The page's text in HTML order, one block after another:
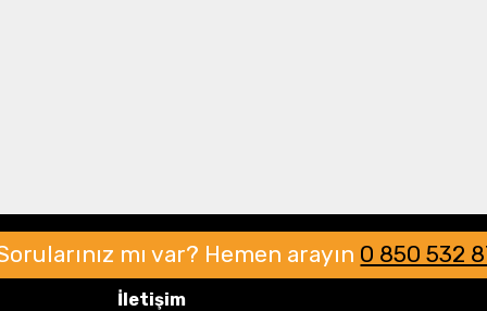
mı var? Hemen arayın 0 850 532
İletişim